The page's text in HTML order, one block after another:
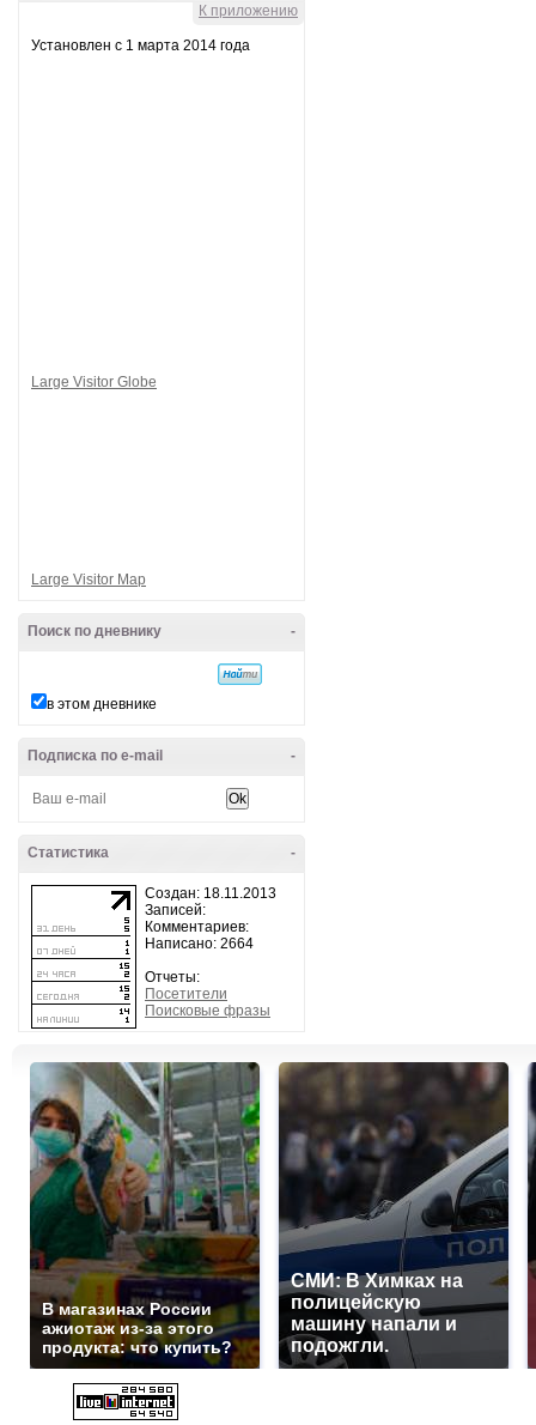
К приложению
Установлен с 1 марта 2014 года
Large Visitor Globe
Large Visitor Map
-
Поиск по дневнику
в этом дневнике
-
Подписка по e-mail
-
Статистика
Создан: 18.11.2013
Записей:
Комментариев:
Написано: 2664
Отчеты:
Посетители
Поисковые фразы
В магазинах России
ажиотаж из-за этого
продукта: что купить?
СМИ: В Химках на
полицейскую
машину напали и
подожгли.